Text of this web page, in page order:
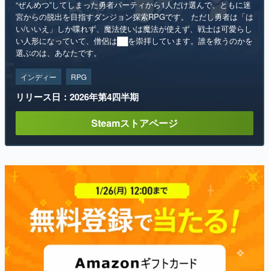
“ぜんめつ”してしまった勇者パーティから1人だけ選んで、ともに迷
宮からの脱出を目指すダンジョン探索RPGです。 ただし勇者は「は
い/いいえ」しか喋れず、魔法使いは魔法が使えず、戦士は可愛らし
い人形になっていて、僧侶は██を崇拝しています。誰を救うのかを
選ぶのは、あなたです。
インディー RPG
リリース日：2026年第4四半期
Steamストアページ